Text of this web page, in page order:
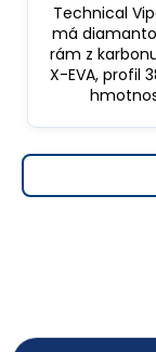
Technical
má
rám z
X-EVA, profil